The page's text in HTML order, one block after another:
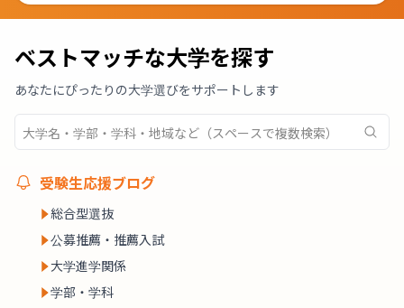
ベストマッチな大学を探す
あなたにぴったりの大学選びをサポートします
受験生応援ブログ
総合型選抜
公募推薦・推薦入試
大学進学関係
学部・学科